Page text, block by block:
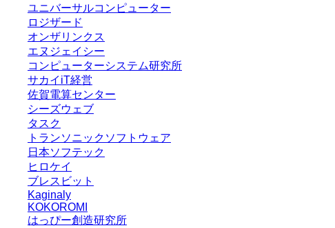
ユニバーサルコンピューター
ロジザード
オンザリンクス
エヌジェイシー
コンピューターシステム研究所
サカイiT経営
佐賀電算センター
シーズウェブ
タスク
トランソニックソフトウェア
日本ソフテック
ヒロケイ
ブレスビット
Kaginaly
KOKOROMI
はっぴー創造研究所